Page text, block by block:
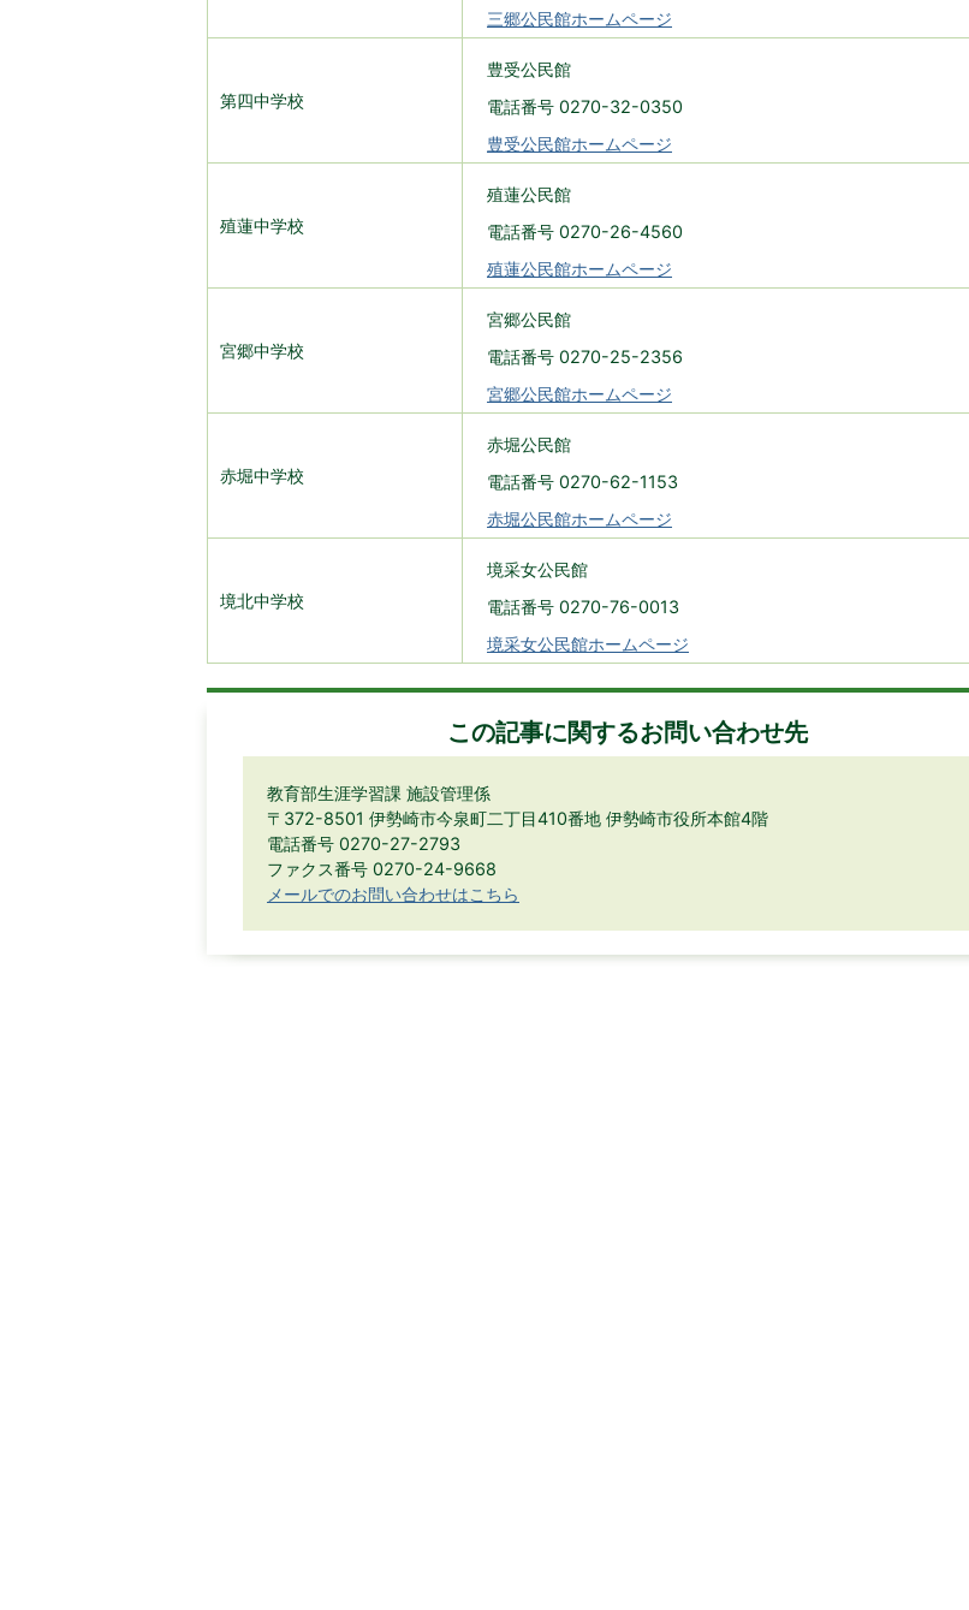
三郷公民館ホームページ
第四中学校
豊受公民館
電話番号 0270-32-0350
豊受公民館ホームページ
殖蓮中学校
殖蓮公民館
電話番号 0270-26-4560
殖蓮公民館ホームページ
宮郷中学校
宮郷公民館
電話番号 0270-25-2356
宮郷公民館ホームページ
赤堀中学校
赤堀公民館
電話番号 0270-62-1153
赤堀公民館ホームページ
境北中学校
境采女公民館
電話番号 0270-76-0013
境采女公民館ホームページ
この記事に関するお問い合わせ先
教育部生涯学習課 施設管理係
〒372-8501 伊勢崎市今泉町二丁目410番地 伊勢崎市役所本館4階
電話番号 0270-27-2793
ファクス番号 0270-24-9668
メールでのお問い合わせはこちら